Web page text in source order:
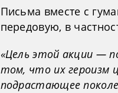
Письма вместе с
передовую, в
«Цель этой акции —
том, что их героизм
подрастающее